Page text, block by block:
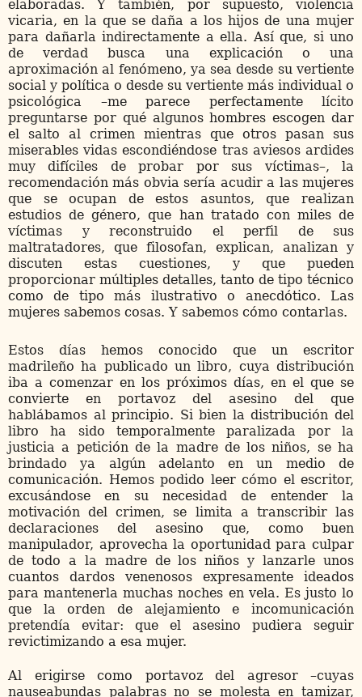
elaboradas. Y también, por supuesto, violencia
vicaria, en la que se daña a los hijos de una mujer
para dañarla indirectamente a ella. Así que, si uno
de verdad busca una explicación o una
aproximación al fenómeno, ya sea desde su vertiente
social y política o desde su vertiente más individual o
psicológica –me parece perfectamente lícito
preguntarse por qué algunos hombres escogen dar
el salto al crimen mientras que otros pasan sus
miserables vidas escondiéndose tras aviesos ardides
muy difíciles de probar por sus víctimas–, la
recomendación más obvia sería acudir a las mujeres
que se ocupan de estos asuntos, que realizan
estudios de género, que han tratado con miles de
víctimas y reconstruido el perfil de sus
maltratadores, que filosofan, explican, analizan y
discuten estas cuestiones, y que pueden
proporcionar múltiples detalles, tanto de tipo técnico
como de tipo más ilustrativo o anecdótico. Las
mujeres sabemos cosas. Y sabemos cómo contarlas.
Estos días hemos conocido que un escritor
madrileño ha publicado un libro, cuya distribución
iba a comenzar en los próximos días, en el que se
convierte en portavoz del asesino del que
hablábamos al principio. Si bien la distribución del
libro ha sido temporalmente paralizada por la
justicia a petición de la madre de los niños, se ha
brindado ya algún adelanto en un medio de
comunicación. Hemos podido leer cómo el escritor,
excusándose en su necesidad de entender la
motivación del crimen, se limita a transcribir las
declaraciones del asesino que, como buen
manipulador, aprovecha la oportunidad para culpar
de todo a la madre de los niños y lanzarle unos
cuantos dardos venenosos expresamente ideados
para mantenerla muchas noches en vela. Es justo lo
que la orden de alejamiento e incomunicación
pretendía evitar: que el asesino pudiera seguir
revictimizando a esa mujer.
Al erigirse como portavoz del agresor –cuyas
nauseabundas palabras no se molesta en tamizar,